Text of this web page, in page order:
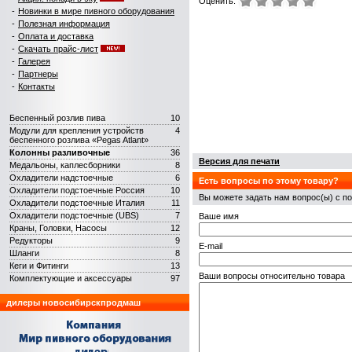
- Новинки в мире пивного оборудования
- Полезная информация
- Оплата и доставка
- Скачать прайс-лист
- Галерея
- Партнеры
- Контакты
10
Беспенный розлив пива
4
Модули для крепления устройств
беспенного розлива «Pegas Atlant»
36
Колонны разливочные
8
Медальоны, каплесборники
6
Охладители надстоечные
10
Охладители подстоечные Россия
11
Охладители подстоечные Италия
7
Охладители подстоечные (UBS)
12
Краны, Головки, Насосы
9
Редукторы
8
Шланги
13
Кеги и Фитинги
97
Комплектующие и аксеcсуары
дилеры новосибирскпродмаш
Версия для печати
Есть вопросы по этому товару?
Вы можете задать нам вопрос(ы) с
Ваше имя
E-mail
Ваши вопросы относительно товара